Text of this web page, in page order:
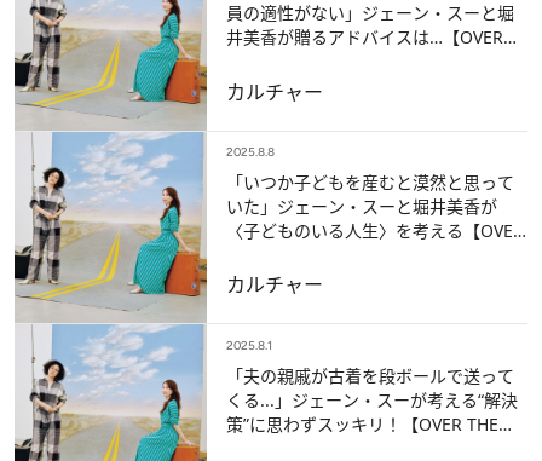
員の適性がない」ジェーン・スーと堀
井美香が贈るアドバイスは…【OVER
カルチャー
2025.8.8
「いつか子どもを産むと漠然と思って
いた」ジェーン・スーと堀井美香が
〈子どものいる人生〉を考える【OVER
カルチャー
2025.8.1
「夫の親戚が古着を段ボールで送って
くる...」ジェーン・スーが考える“解決
策”に思わずスッキリ！【OVER THE